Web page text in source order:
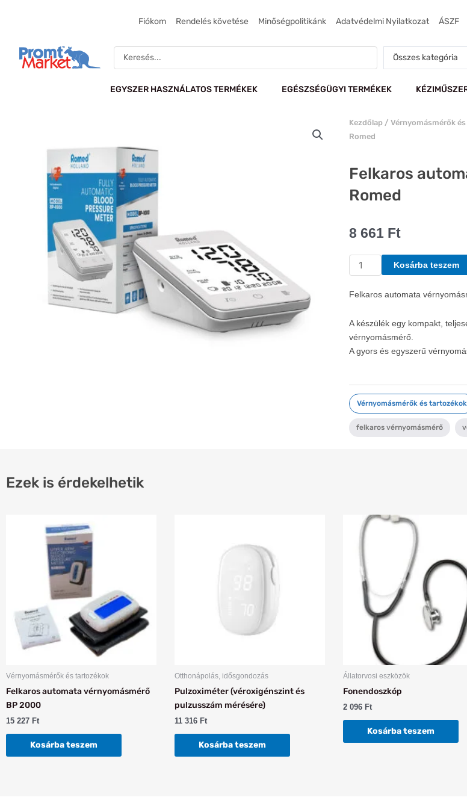
Fiókom Rendelés követése Minőségpolitikánk Adatvédelmi Nyilatkozat ÁSZF
Search
...
Összes kategória
EGYSZER HASZNÁLATOS TERMÉKEK EGÉSZSÉGÜGYI TERMÉKEK
Kezdőlap / Vérnyomásmérők
Romed
Felkaros
Romed
8 661 Ft
Felkaros
automata
Kosárba teszem
Felkaros automata
A készülék egy kompakt,
vérnyomásmérő.
A gyors és egyszerű
Vérnyomásmérők és tartozékok
felkaros vérnyomásmérő
Ezek is érdekelhetik
Vérnyomásmérők és tartozékok
Felkaros automata vérnyomásmérő
BP 2000
15 227 Ft
Kosárba teszem
Otthonápolás, idősgondozás
Pulzoximéter (véroxigénszint és
pulzusszám mérésére)
11 316 Ft
Kosárba teszem
Állatorvosi eszközök
Fonendoszkóp
2 096 Ft
Kosárba teszem